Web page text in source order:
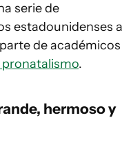
serie de
estadounidenses a
de académicos
.
hermoso y